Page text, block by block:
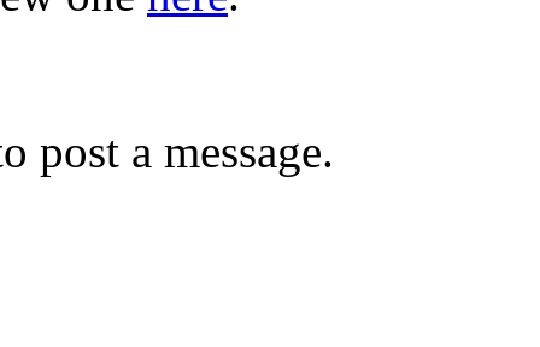
post a message.